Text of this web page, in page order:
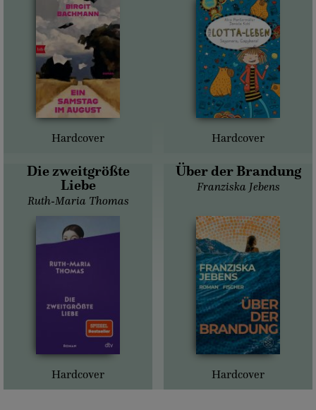
Hardcover Hardcover
Die zweitgrößte
Liebe
Ruth-Maria Thomas
Hardcover
Über der Brandung
Franziska Jebens
Hardcover